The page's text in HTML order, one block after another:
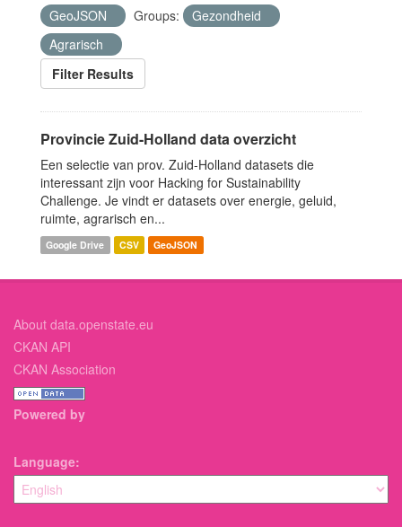
GeoJSON
Groups:
Gezondheid
Agrarisch
Filter Results
Provincie Zuid-Holland data overzicht
Een selectie van prov. Zuid-Holland datasets die
interessant zijn voor Hacking for Sustainability
Challenge. Je vindt er datasets over energie, geluid,
ruimte, agrarisch en...
Google Drive CSV GeoJSON
About data.openstate.eu
CKAN API
CKAN Association
Powered by
Language